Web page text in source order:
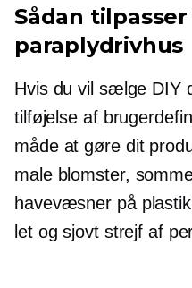
Sådan
paraplydrivhus
Hvis du vil sælge DIY
tilføjelse af
måde at gøre dit
male blomster,
havevæsner på
let og sjovt strejf af